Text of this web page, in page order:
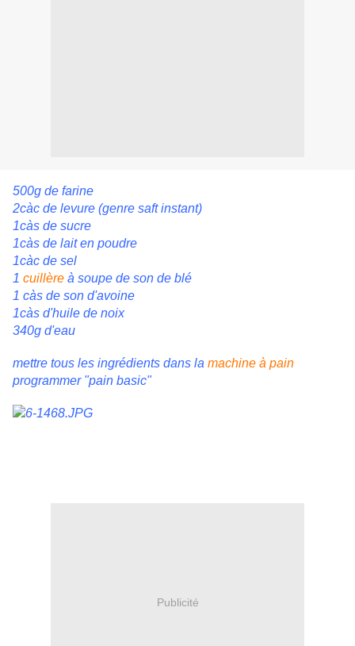
500g de farine
2càc de levure (genre saft instant)
1càs de sucre
1càs de lait en poudre
1càc de sel
1 cuillère à soupe de son de blé
1 càs de son d'avoine
1càs d'huile de noix
340g d'eau
mettre tous les ingrédients dans la machine à pain
programmer "pain basic"
Publicité